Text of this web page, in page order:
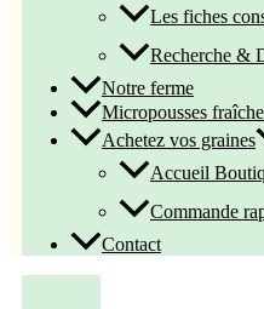
Les fiches
Recherche &
Notre ferme
Micropousses
Achetez vos graines
Accueil
Commande
Contact